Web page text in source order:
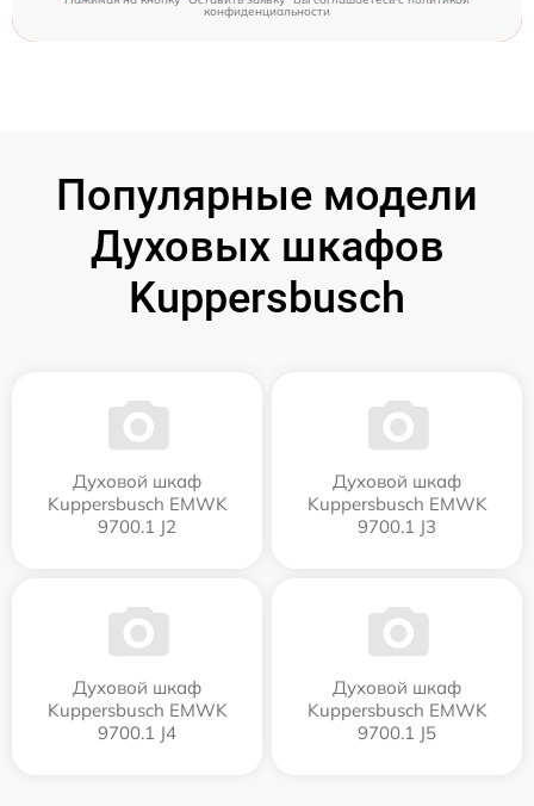
конфиденциальности
Популярные модели
Духовых шкафов
Kuppersbusch
Духовой шкаф
Kuppersbusch EMWK
9700.1 J2
Духовой шкаф
Kuppersbusch EMWK
9700.1 J3
Духовой шкаф
Kuppersbusch EMWK
9700.1 J4
Духовой шкаф
Kuppersbusch EMWK
9700.1 J5